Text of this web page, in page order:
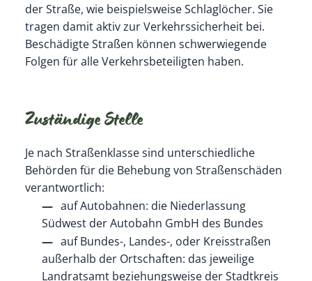
der Straße, wie beispielsweise Schlaglöcher. Sie
tragen damit aktiv zur Verkehrssicherheit bei.
Beschädigte Straßen können schwerwiegende
Folgen für alle Verkehrsbeteiligten haben.
Zuständige Stelle
Je nach Straßenklasse sind unterschiedliche
Behörden für die Behebung von Straßenschäden
verantwortlich:
auf Autobahnen: die Niederlassung
Südwest der Autobahn GmbH des Bundes
auf Bundes-, Landes-, oder Kreisstraßen
außerhalb der Ortschaften: das jeweilige
Landratsamt beziehungsweise der Stadtkreis